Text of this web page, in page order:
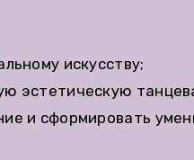
искусству;
эстетическую
и сформировать